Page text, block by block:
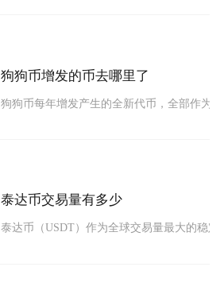
狗狗币增发的币去哪里了
狗狗币每年增发产生的全新代币，全部作为
泰达币交易量有多少
泰达币（USDT）作为全球交易量最大的稳